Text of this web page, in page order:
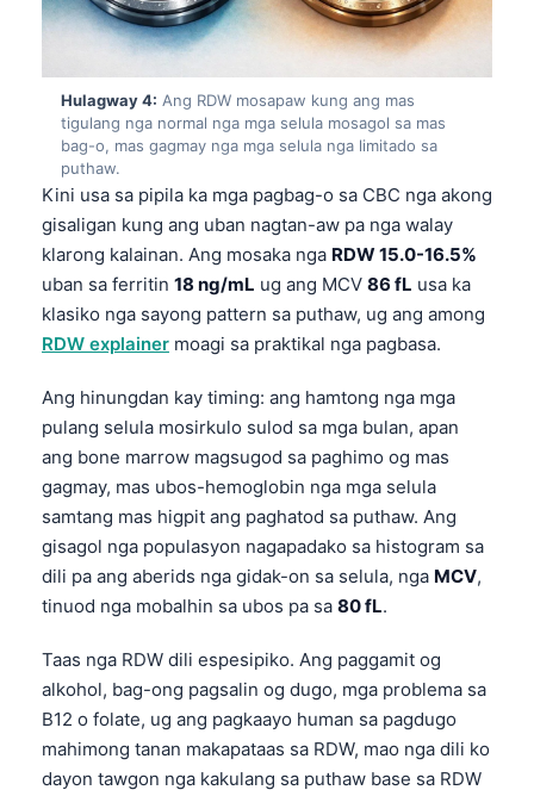
Hulagway 4: Ang RDW mosapaw kung ang mas
tigulang nga normal nga mga selula mosagol sa mas
bag-o, mas gagmay nga mga selula nga limitado sa
puthaw.
Kini usa sa pipila ka mga pagbag-o sa CBC nga akong
gisaligan kung ang uban nagtan-aw pa nga walay
klarong kalainan. Ang mosaka nga RDW 15.0-16.5%
uban sa ferritin 18 ng/mL ug ang MCV 86 fL usa ka
klasiko nga sayong pattern sa puthaw, ug ang among
RDW explainer moagi sa praktikal nga pagbasa.
Ang hinungdan kay timing: ang hamtong nga mga
pulang selula mosirkulo sulod sa mga bulan, apan
ang bone marrow magsugod sa paghimo og mas
gagmay, mas ubos-hemoglobin nga mga selula
samtang mas higpit ang paghatod sa puthaw. Ang
gisagol nga populasyon nagapadako sa histogram sa
dili pa ang aberids nga gidak-on sa selula, nga MCV,
tinuod nga mobalhin sa ubos pa sa 80 fL.
Taas nga RDW dili espesipiko. Ang paggamit og
alkohol, bag-ong pagsalin og dugo, mga problema sa
B12 o folate, ug ang pagkaayo human sa pagdugo
mahimong tanan makapataas sa RDW, mao nga dili ko
dayon tawgon nga kakulang sa puthaw base sa RDW